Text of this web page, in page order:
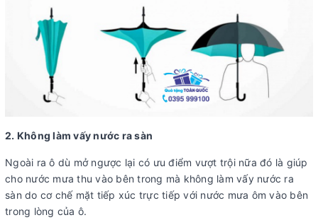
2. Không làm vấy nước ra sàn
Ngoài ra ô dù mở ngược lại có ưu điểm vượt trội nữa đó là giúp
cho nước mưa thu vào bên trong mà không làm vấy nước ra
sàn do cơ chế mặt tiếp xúc trực tiếp với nước mưa ôm vào bên
trong lòng của ô.